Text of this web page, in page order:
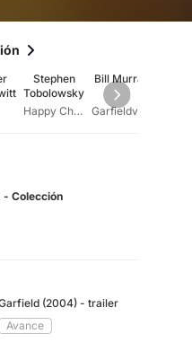
Stephen
Tobolowsky
Happy Chapman
Bill Murray
- Colección
(2004) - trailer
Avance